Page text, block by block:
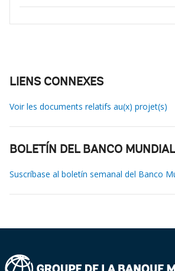
LIENS CONNEXES
Voir les documents relatifs au(x) projet(s)
BOLETÍN DEL BANCO MUNDIAL
Suscríbase al boletín semanal del Banco